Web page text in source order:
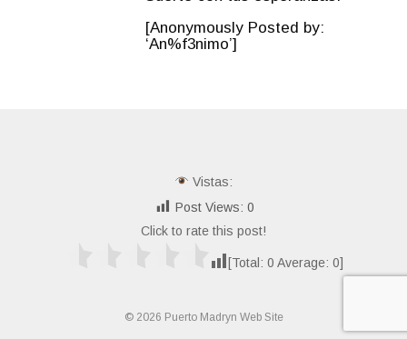
[Anonymously Posted by:
‘An%f3nimo’]
Vistas:
Post Views: 0
Click to rate this post!
[Total: 0 Average: 0]
© 2026 Puerto Madryn Web Site